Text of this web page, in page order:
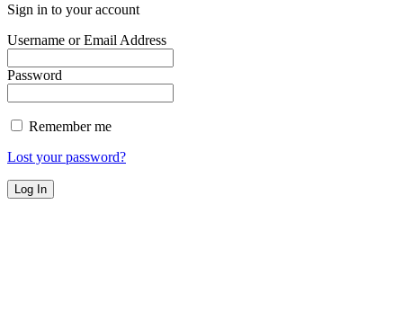
Sign in to your account
Username or Email Address
Password
Remember me
Lost your password?